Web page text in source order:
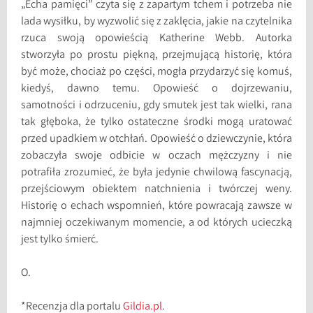
„Echa pamięci” czyta się z zapartym tchem i potrzeba nie
lada wysiłku, by wyzwolić się z zaklęcia, jakie na czytelnika
rzuca swoją opowieścią Katherine Webb. Autorka
stworzyła po prostu piękną, przejmującą historię, która
być może, chociaż po części, mogła przydarzyć się komuś,
kiedyś, dawno temu. Opowieść o dojrzewaniu,
samotności i odrzuceniu, gdy smutek jest tak wielki, rana
tak głęboka, że tylko ostateczne środki mogą uratować
przed upadkiem w otchłań. Opowieść o dziewczynie, która
zobaczyła swoje odbicie w oczach mężczyzny i nie
potrafiła zrozumieć, że była jedynie chwilową fascynacją,
przejściowym obiektem natchnienia i twórczej weny.
Historię o echach wspomnień, które powracają zawsze w
najmniej oczekiwanym momencie, a od których ucieczką
jest tylko śmierć.
O.
*Recenzja dla portaluGildia.pl.